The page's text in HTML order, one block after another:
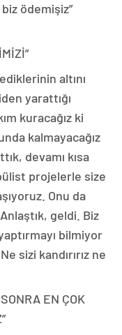
ödemişiz”
altını
yarattığı
kuracağız ki
kalmayacağız
devamı kısa
projelerle size
Onu da
geldi. Biz
bilmiyor
sizi kandırırız ne
EN ÇOK